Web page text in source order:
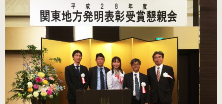
ローヒール
（シャンパン・スムース）
（22.5～26.0cm）
ローヒール 子供サイズ
（シャンパン・スムース）
（21.0～22.0cm）